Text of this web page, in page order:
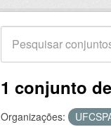
1 conjunto
Organizações: